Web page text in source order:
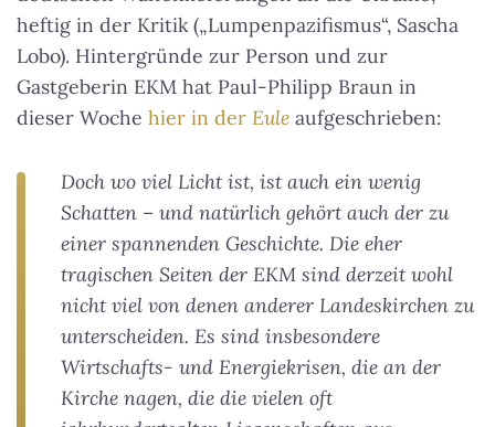
heftig in der Kritik („Lumpenpazifismus“, Sascha
Lobo). Hintergründe zur Person und zur
Gastgeberin EKM hat Paul-Philipp Braun in
dieser Woche hier in der Eule aufgeschrieben:
Doch wo viel Licht ist, ist auch ein wenig
Schatten – und natürlich gehört auch der zu
einer spannenden Geschichte. Die eher
tragischen Seiten der EKM sind derzeit wohl
nicht viel von denen anderer Landeskirchen zu
unterscheiden. Es sind insbesondere
Wirtschafts- und Energiekrisen, die an der
Kirche nagen, die die vielen oft